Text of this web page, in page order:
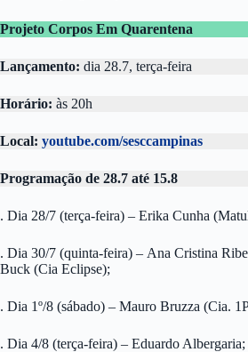
Projeto Corpos Em Quarentena
Lançamento: dia 28.7, terça-feira
Horário: às 20h
Local: youtube.com/sesccampinas
Programação de 28.7 até 15.8
. Dia 28/7 (terça-feira) – Erika Cunha
. Dia 30/7 (quinta-feira) – Ana Cristina
Buck (Cia Eclipse);
. Dia 1º/8 (sábado) – Mauro Bruzza (Cia.
. Dia 4/8 (terça-feira) – Eduardo Albergaria;